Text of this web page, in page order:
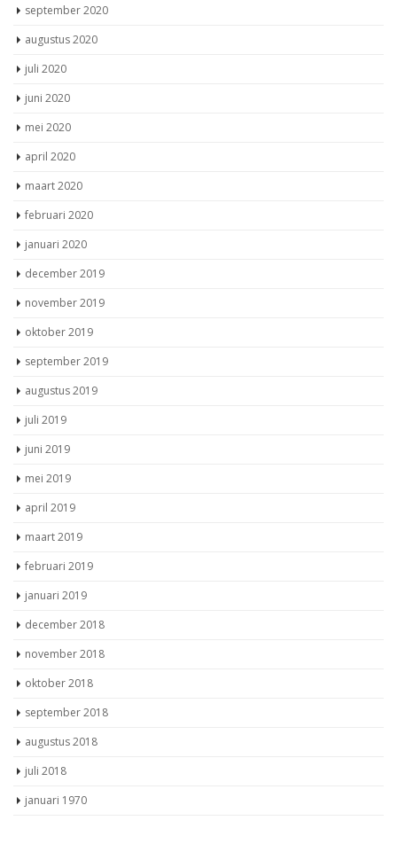
september 2020
augustus 2020
juli 2020
juni 2020
mei 2020
april 2020
maart 2020
februari 2020
januari 2020
december 2019
november 2019
oktober 2019
september 2019
augustus 2019
juli 2019
juni 2019
mei 2019
april 2019
maart 2019
februari 2019
januari 2019
december 2018
november 2018
oktober 2018
september 2018
augustus 2018
juli 2018
januari 1970